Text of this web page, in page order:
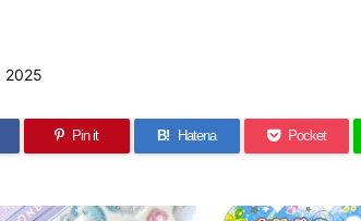
2025
Pin it B! Hatena Pocket